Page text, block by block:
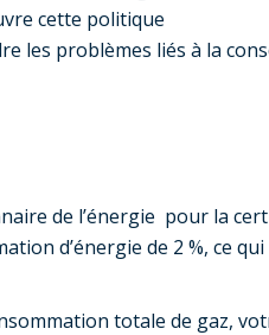
cette politique
les problèmes liés à la
de l’énergie pour la
d’énergie de 2 %, ce
totale de gaz,